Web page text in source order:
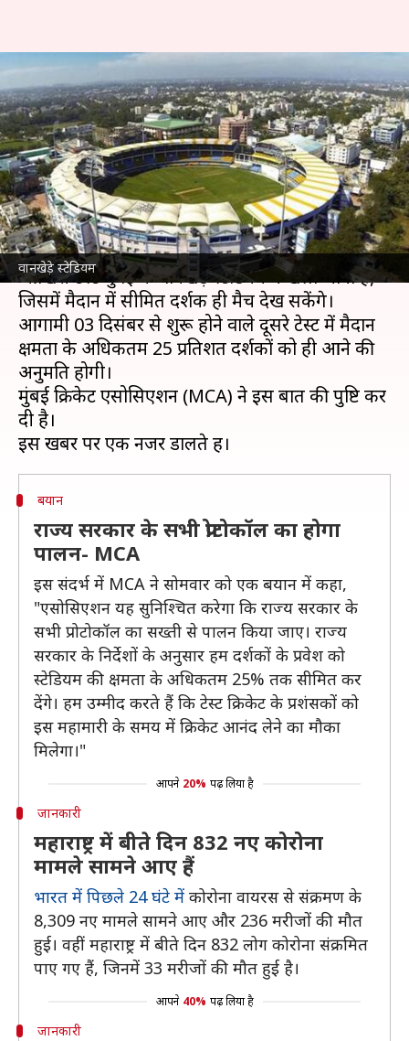
वानखेड़े स्टेडियम
भारत बनाम न्यूजीलैंड: दूसरे टेस्ट के
लिए वानखेड़े स्टेडियम में 25% दर्शकों
को ही मिलेगी अनुमति
लेखन अंकित पसबोला Nov 29, 2021 09:03 pm
क्या है खबर?
भारतऔर न्यूजीलैंड के बीच टेस्ट सीरीज का दूसरा और
आखिरी टेस्ट मुंबई के वानखेड़े स्टेडियम में खेला जाना है,
जिसमें मैदान में सीमित दर्शक ही मैच देख सकेंगे।
आगामी 03 दिसंबर से शुरू होने वाले दूसरे टेस्ट में मैदान
क्षमता के अधिकतम 25 प्रतिशत दर्शकों को ही आने की
अनुमति होगी।
मुंबई क्रिकेट एसोसिएशन (MCA) ने इस बात की पुष्टि कर
दी है।
बयान
राज्य सरकार के सभी प्रोटोकॉल का होगा
पालन- MCA
इस संदर्भ में MCA ने सोमवार को एक बयान में कहा,
"एसोसिएशन यह सुनिश्चित करेगा कि राज्य सरकार के
सभी प्रोटोकॉल का सख्ती से पालन किया जाए। राज्य
सरकार के निर्देशों के अनुसार हम दर्शकों के प्रवेश को
स्टेडियम की क्षमता के अधिकतम 25% तक सीमित कर
देंगे। हम उम्मीद करते हैं कि टेस्ट क्रिकेट के प्रशंसकों को
इस महामारी के समय में क्रिकेट आनंद लेने का मौका
मिलेगा।"
आपने 20% पढ़ लिया है
जानकारी
महाराष्ट्र में बीते दिन 832 नए कोरोना
मामले सामने आए हैं
भारत में पिछले 24 घंटे में कोरोना वायरस से संक्रमण के
8,309 नए मामले सामने आए और 236 मरीजों की मौत
हुई। वहीं महाराष्ट्र में बीते दिन 832 लोग कोरोना संक्रमित
पाए गए हैं, जिनमें 33 मरीजों की मौत हुई है।
आपने 40% पढ़ लिया है
जानकारी